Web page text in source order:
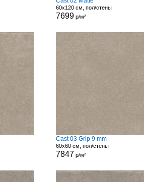
60x120 см, пол/стены
7699р/м²
Cast 03 Grip 9 mm
60x60 см, пол/стены
7847 р/м²